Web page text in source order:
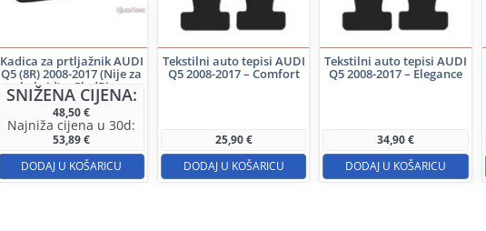
Kadica za prtljažnik AUDI
Q5 (8R) 2008-2017 (Nije za
hybrid) – GledRing
SNIŽENA CIJENA:
48,50€
Najniža cijena u 30d:
53,89€
DODAJ U KOŠARICU
Tekstilni auto tepisi AUDI
Q5 2008-2017 – Comfort
25,90€
DODAJ U KOŠARICU
Tekstilni auto tepisi AUDI
Q5 2008-2017 – Elegance
34,90€
DODAJ U KOŠARICU